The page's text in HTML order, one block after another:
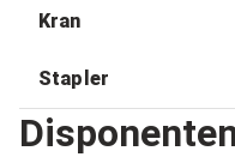
Kran
Stapler